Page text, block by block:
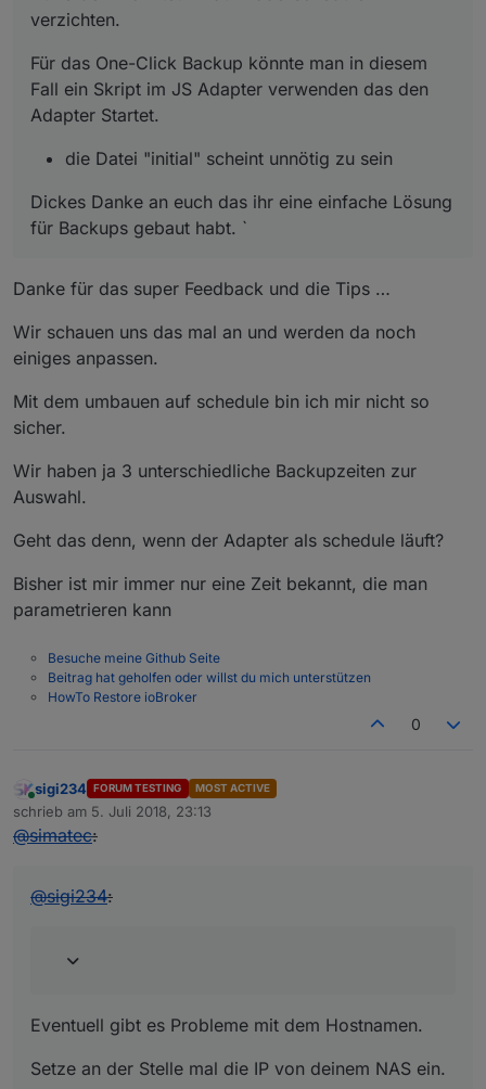
verzichten.
Für das One-Click Backup könnte man in diesem
Fall ein Skript im JS Adapter verwenden das den
Adapter Startet.
die Datei "initial" scheint unnötig zu sein
Dickes Danke an euch das ihr eine einfache Lösung
für Backups gebaut habt. `
Danke für das super Feedback und die Tips …
Wir schauen uns das mal an und werden da noch
einiges anpassen.
Mit dem umbauen auf schedule bin ich mir nicht so
sicher.
Wir haben ja 3 unterschiedliche Backupzeiten zur
Auswahl.
Geht das denn, wenn der Adapter als schedule läuft?
Bisher ist mir immer nur eine Zeit bekannt, die man
parametrieren kann
Besuche meine Github Seite
Beitrag hat geholfen oder willst du mich unterstützen
HowTo Restore ioBroker
0
Online
sigi234 FORUM TESTING MOST ACTIVE
schrieb am 5. Juli 2018, 23:13
zuletzt editiert von
@simatec:
@sigi234:
Eventuell gibt es Probleme mit dem Hostnamen.
Setze an der Stelle mal die IP von deinem NAS ein.